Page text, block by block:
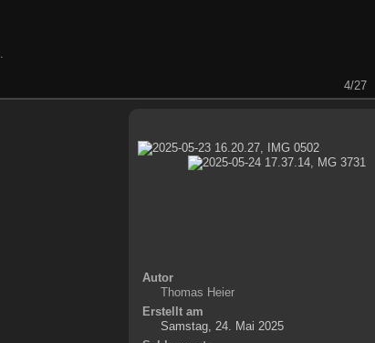
4/27
Autor
Thomas Heier
Erstellt am
Samstag, 24. Mai 2025